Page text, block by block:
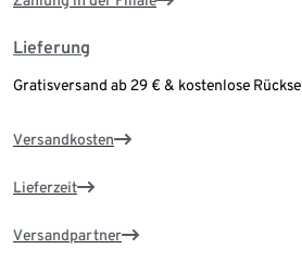
Lieferung
Gratisversand ab 29 € & kostenlose
Versandkosten
Lieferzeit
Versandpartner